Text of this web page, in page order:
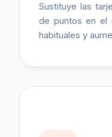
Sustituye las
de puntos en el
habituales y